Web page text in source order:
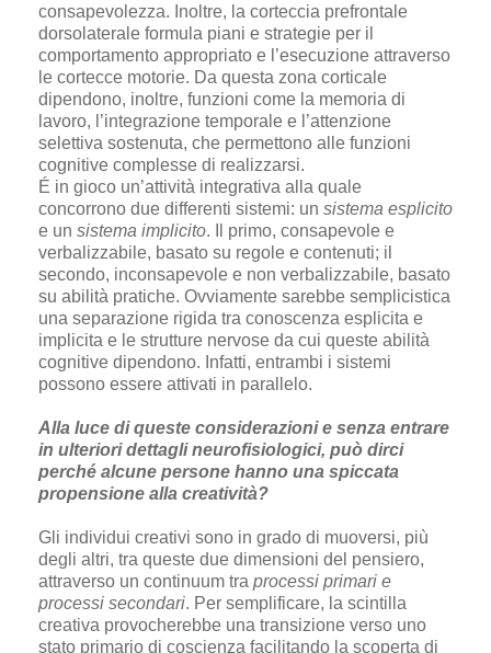
consapevolezza. Inoltre, la corteccia prefrontale
dorsolaterale formula piani e strategie per il
comportamento appropriato e l’esecuzione attraverso
le cortecce motorie. Da questa zona corticale
dipendono, inoltre, funzioni come la memoria di
lavoro, l’integrazione temporale e l’attenzione
selettiva sostenuta, che permettono alle funzioni
cognitive complesse di realizzarsi.
É in gioco un’attività integrativa alla quale
concorrono due differenti sistemi: un sistema esplicito
e un sistema implicito. Il primo, consapevole e
verbalizzabile, basato su regole e contenuti; il
secondo, inconsapevole e non verbalizzabile, basato
su abilità pratiche. Ovviamente sarebbe semplicistica
una separazione rigida tra conoscenza esplicita e
implicita e le strutture nervose da cui queste abilità
cognitive dipendono. Infatti, entrambi i sistemi
possono essere attivati in parallelo.
Alla luce di queste considerazioni e senza entrare
in ulteriori dettagli neurofisiologici, può dirci
perché alcune persone hanno una spiccata
propensione alla creatività?
Gli individui creativi sono in grado di muoversi, più
degli altri, tra queste due dimensioni del pensiero,
attraverso un continuum tra processi primari e
processi secondari. Per semplificare, la scintilla
creativa provocherebbe una transizione verso uno
stato primario di coscienza facilitando la scoperta di